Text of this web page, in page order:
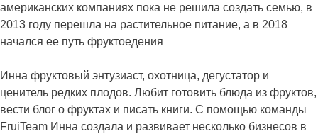
американских компаниях пока не решила создать семью, в
2013 году перешла на растительное питание, а в 2018
начался ее путь фруктоедения
Инна фруктовый энтузиаст, охотница, дегустатор и
ценитель редких плодов. Любит готовить блюда из фруктов,
вести блог о фруктах и писать книги. С помощью команды
FruiTeam Инна создала и развивает несколько бизнесов в